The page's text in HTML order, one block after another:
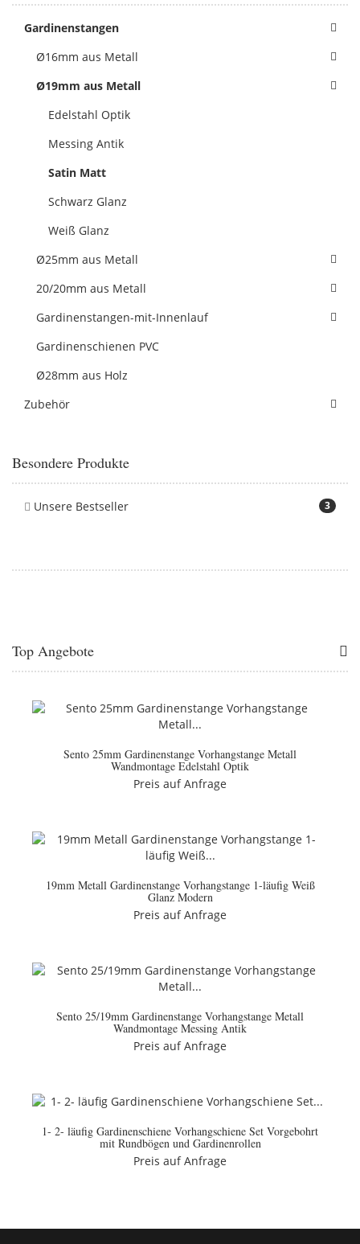
Gardinenstangen
Ø16mm aus Metall
Ø19mm aus Metall
Edelstahl Optik
Messing Antik
Satin Matt
Schwarz Glanz
Weiß Glanz
Ø25mm aus Metall
20/20mm aus Metall
Gardinenstangen-mit-Innenlauf
Gardinenschienen PVC
Ø28mm aus Holz
Zubehör
Besondere Produkte
3
Unsere Bestseller
Top Angebote
Sento 25mm Gardinenstange Vorhangstange Metall
Wandmontage Edelstahl Optik
Preis auf Anfrage
19mm Metall Gardinenstange Vorhangstange 1-läufig Weiß
Glanz Modern
Preis auf Anfrage
Sento 25/19mm Gardinenstange Vorhangstange Metall
Wandmontage Messing Antik
Preis auf Anfrage
1- 2- läufig Gardinenschiene Vorhangschiene Set Vorgebohrt
mit Rundbögen und Gardinenrollen
Preis auf Anfrage